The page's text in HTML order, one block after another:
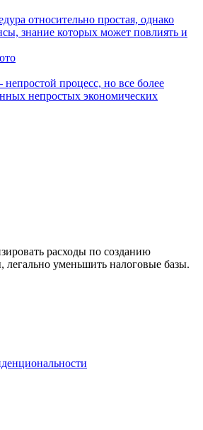
относительно простая, однако
знание которых может повлиять и
процесс, но все более
непростых экономических
расходы по созданию
легально уменьшить налоговые базы.